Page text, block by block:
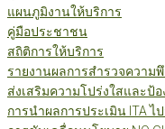
แผนภูมิงานให้บริการ
คู่มือประชาชน
สถิติการให้บริการ
รายงานผลการสำรวจความ
ส่งเสริมความโปร่งใสและป้
การนำผลการประเมิน ITA